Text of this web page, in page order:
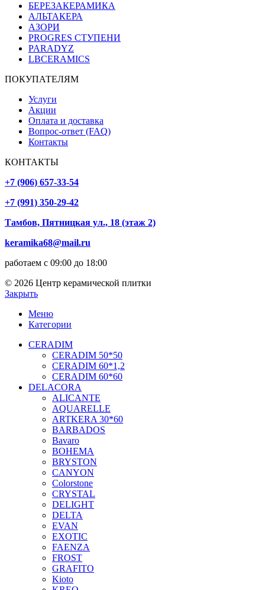
БЕРЕЗАКЕРАМИКА
АЛЬТАКЕРА
АЗОРИ
PROGRES СТУПЕНИ
PARADYZ
LBCERAMICS
ПОКУПАТЕЛЯМ
Услуги
Акции
Оплата и доставка
Вопрос-ответ (FAQ)
Контакты
КОНТАКТЫ
+7 (906) 657-33-54
+7 (991) 350-29-42
Тамбов, Пятницкая ул., 18 (этаж 2)
keramika68@mail.ru
работаем с 09:00 до 18:00
© 2026 Центр керамической плитки
Закрыть
Меню
Категории
CERADIM
CERADIM 50*50
CERADIM 60*1,2
CERADIM 60*60
DELACORA
ALICANTE
AQUARELLE
ARTKERA 30*60
BARBADOS
Bavaro
BOHEMA
BRYSTON
CANYON
Colorstone
CRYSTAL
DELIGHT
DELTA
EVAN
EXOTIC
FAENZA
FROST
GRAFITO
Kioto